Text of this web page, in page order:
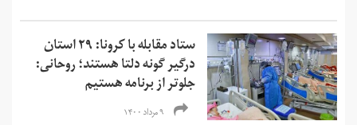
ستاد مقابله با کرونا: ۲۹ استان
درگیر گونه دلتا هستند؛ روحانی:
جلوتر از برنامه هستیم
۹ مرداد ۱۴۰۰